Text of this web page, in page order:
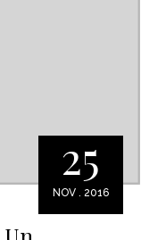
25
NOV . 2016